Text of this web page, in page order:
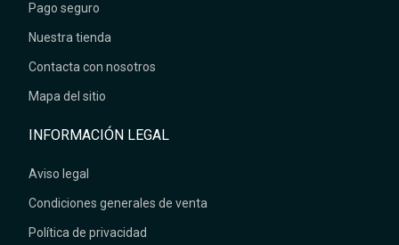
Pago seguro
Nuestra tienda
Contacta con nosotros
Mapa del sitio
INFORMACIÓN LEGAL
Aviso legal
Condiciones generales de venta
Política de privacidad